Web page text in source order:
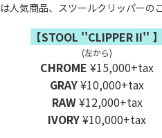
人気商品、スツールクリッパーの
【STOOL ''CLIPPER II''
(左から)
CHROME ¥15,000+tax
GRAY¥10,000+tax
RAW¥12,000+tax
IVORY¥10,000+tax